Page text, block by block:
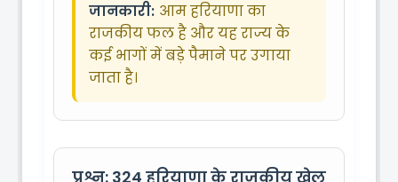
जानकारी: आम हरियाणा का
राजकीय फल है और यह राज्य के
कई भागों में बड़े पैमाने पर उगाया
जाता है।
प्रश्न: 324 हरियाणा के राजकीय खेल